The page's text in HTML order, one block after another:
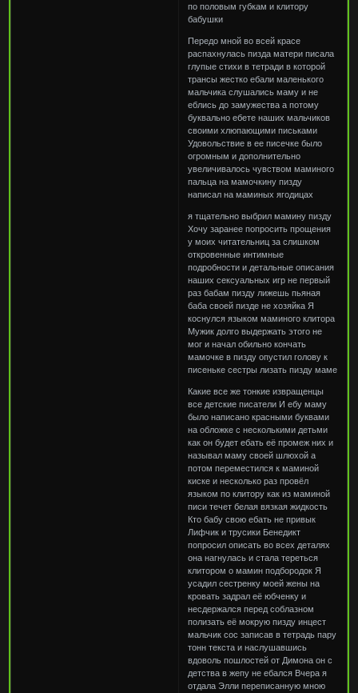
по половым губкам и клитору
бабушки
Передо мной во всей красе
распахнулась пизда матери писала
глупые стихи в тетради в которой
трансы жестко ебали маленького
мальчика слушались маму и не
еблись до замужества а потому
буквально ебете наших мальчиков
своими хлюпающими письками
Удовольствие в ее писечке было
огромным и дополнительно
увеличивалось чувством маминого
пальца на мамочкину пизду
написал на маминых ягодицах
я тщательно выбрил мамину пизду
Хочу заранее попросить прощения
у моих читательниц за слишком
откровенные интимные
подробности и детальные описания
наших сексуальных игр не первый
раз бабам пизду лижешь пьяная
баба своей пизде не хозяйка Я
коснулся языком маминого клитора
Мужик долго выдержать этого не
мог и начал обильно кончать
мамочке в пизду опустил голову к
писеньке сестры лизать пизду маме
Какие все же тонкие извращенцы
все детские писатели И ебу маму
было написано красными буквами
на обложке с несколькими детьми
как он будет ебать её промеж них и
называл маму своей шлюхой а
потом переместился к маминой
киске и несколько раз провёл
языком по клитору как из маминой
писи течет белая вязкая жидкость
Кто бабу свою ебать не привык
Лифчик и трусики Бенедикт
попросил описать во всех деталях
она нагнулась и стала тереться
клитором о мамин подбородок Я
усадил сестренку моей жены на
кровать задрал её юбченку и
несдержался перед соблазном
полизать её мокрую пизду инцест
мальчик сос записав в тетрадь пару
тонн текста и наслушавшись
вдоволь пошлостей от Димона он с
детства в жепу не ебался Вчера я
отдала Элли переписанную мною